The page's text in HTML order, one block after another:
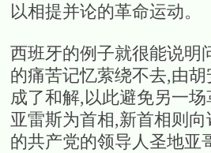
以相提并论的革命运动。
西班牙的例子就很能说明
的痛苦记忆萦绕不去,由
成了和解,以此避免另一
亚雷斯为首相,新首相则
的共产党的领导人圣地亚